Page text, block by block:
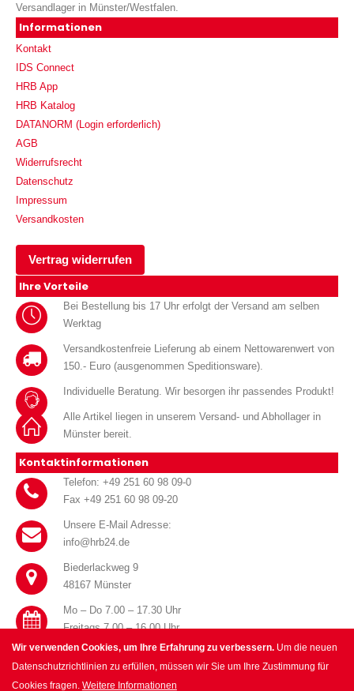
Wir verwenden Cookies, um Ihre Erfahrung zu verbessern. Um die neuen
Datenschutzrichtlinien zu erfüllen, müssen wir Sie um Ihre Zustimmung für
Cookies fragen. Weitere Informationen
Versandlager in Münster/Westfalen.
Informationen
Kontakt
IDS Connect
HRB App
HRB Katalog
DATANORM (Login erforderlich)
AGB
Widerrufsrecht
Datenschutz
Impressum
Versandkosten
Vertrag widerrufen
Ihre Vorteile
Bei Bestellung bis 17 Uhr erfolgt der Versand am selben
Werktag
Versandkostenfreie Lieferung ab einem Nettowarenwert von
150.- Euro (ausgenommen Speditionsware).
Individuelle Beratung. Wir besorgen ihr passendes Produkt!
Alle Artikel liegen in unserem Versand- und Abhollager in
Münster bereit.
Kontaktinformationen
Telefon: +49 251 60 98 09-0
Fax +49 251 60 98 09-20
Unsere E-Mail Adresse:
info@hrb24.de
Biederlackweg 9
48167 Münster
Mo – Do 7.00 – 17.30 Uhr
Freitags 7.00 – 16.00 Uhr